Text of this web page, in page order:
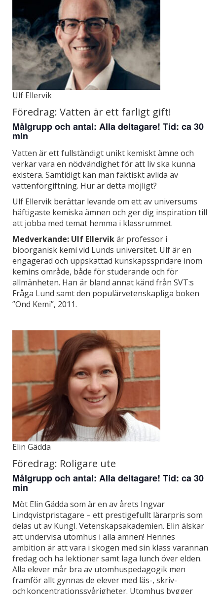
Ulf Ellervik
Föredrag: Vatten är ett farligt gift!
Målgrupp och antal: Alla deltagare! Tid: ca 30
min
Vatten är ett fullständigt unikt kemiskt ämne och
verkar vara en nödvändighet för att liv ska kunna
existera. Samtidigt kan man faktiskt avlida av
vattenförgiftning. Hur är detta möjligt?
Ulf Ellervik berättar levande om ett av universums
häftigaste kemiska ämnen och ger dig inspiration till
att jobba med temat hemma i klassrummet.
Medverkande: Ulf Ellervikär professor i
bioorganisk kemi vid Lunds universitet. Ulf är en
engagerad och uppskattad kunskapsspridare inom
kemins område, både för studerande och för
allmänheten. Han är bland annat känd från SVT:s
Fråga Lund samt den populärvetenskapliga boken
”Ond Kemi”, 2011.
Elin Gädda
Föredrag: Roligare ute
Målgrupp och antal: Alla deltagare! Tid: ca 30
min
Möt Elin Gädda som är en av årets Ingvar
Lindqvistpristagare – ett prestigefullt lärarpris som
delas ut av Kungl. Vetenskapsakademien. Elin älskar
att undervisa utomhus i alla ämnen! Hennes
ambition är att vara i skogen med sin klass varannan
fredag och ha lektioner samt laga lunch över elden.
Alla elever mår bra av utomhuspedagogik men
framför allt gynnas de elever med läs-, skriv-
och koncentrationssvårigheter. Utomhus bygger